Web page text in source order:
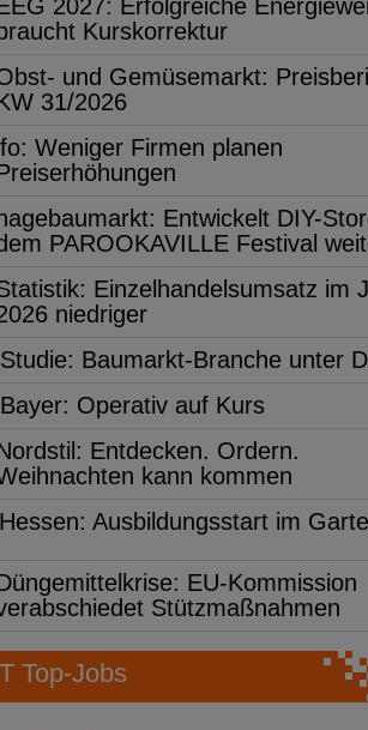
2027: Erfolgreiche
Kurskorrektur
und Gemüsemarkt:
31/2026
Weniger Firmen planen
Entwickelt DIY-
PAROOKAVILLE Festival
Einzelhandelsumsatz im
niedriger
Studie: Baumarkt-Branche unter
Bayer: Operativ auf Kurs
Entdecken. Ordern.
kann kommen
Hessen: Ausbildungsstart im
EU-Kommission
Stützmaßnahmen
Top-Jobs